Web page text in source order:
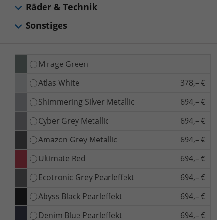
Mirage Green
Atlas White
378,– €
Shimmering Silver Metallic
694,– €
Cyber Grey Metallic
694,– €
Amazon Grey Metallic
694,– €
Ultimate Red
694,– €
Ecotronic Grey Pearleffekt
694,– €
Abyss Black Pearleffekt
694,– €
Denim Blue Pearleffekt
694,– €
Räder & Technik
Sonstiges